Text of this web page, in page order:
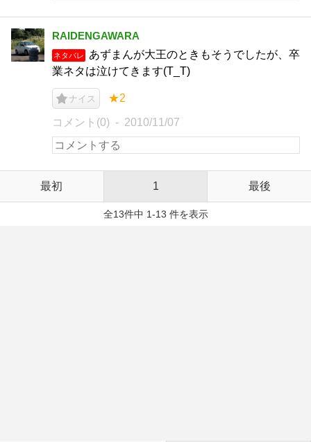
RAIDENGAWARA
ネタバレ
あずまんが大王のときもそうでしたが、卒
業ネタは泣けてきます(T_T)
ナイス ★2
コメント(0) 2010/11/07
最初 1 最後
全13件中 1-13 件を表示